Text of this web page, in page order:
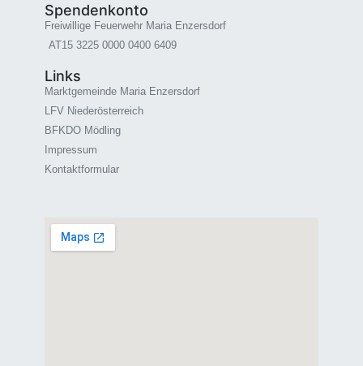
Spendenkonto
Freiwillige Feuerwehr Maria Enzersdorf
AT15 3225 0000 0400 6409
Links
Marktgemeinde Maria Enzersdorf
LFV Niederösterreich
BFKDO Mödling
Impressum
Kontaktformular